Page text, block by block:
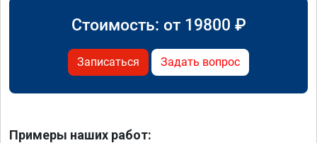
Стоимость: от 19800 ₽
Записаться Задать вопрос
Примеры наших работ: